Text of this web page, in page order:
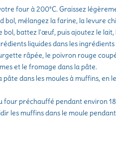
four à 200°C. Graissez
bol, mélangez la farine, la levure
bol, battez l'œuf, puis ajoutez le
liquides dans les
râpée, le poivron rouge
et le fromage dans la pâte.
pâte dans les moules à muffins, en
four préchauffé pendant environ
les muffins dans le moule